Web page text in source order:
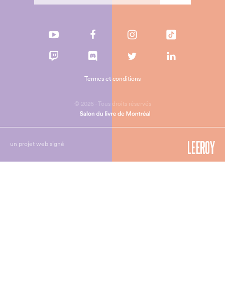
© 2026 - Tous droits réservés
Termes et conditions
un projet web signé